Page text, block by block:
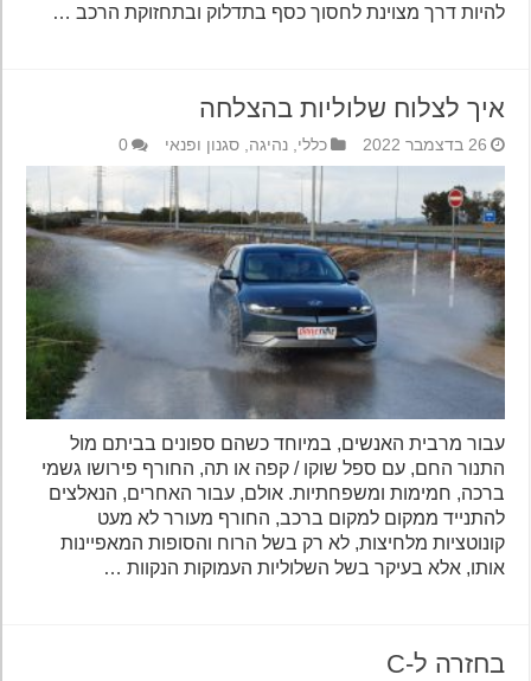
להיות דרך מצוינת לחסוך כסף בתדלוק ובתחזוקת הרכב …
איך לצלוח שלוליות בהצלחה
26 בדצמבר 2022 כללי,נהיגה,סגנון ופנאי 0
עבור מרבית האנשים, במיוחד כשהם ספונים בביתם מול
התנור החם, עם ספל שוקו / קפה או תה, החורף פירושו גשמי
ברכה, חמימות ומשפחתיות. אולם, עבור האחרים, הנאלצים
להתנייד ממקום למקום ברכב, החורף מעורר לא מעט
קונוטציות מלחיצות, לא רק בשל הרוח והסופות המאפיינות
אותו, אלא בעיקר בשל השלוליות העמוקות הנקוות …
בחזרה ל-C